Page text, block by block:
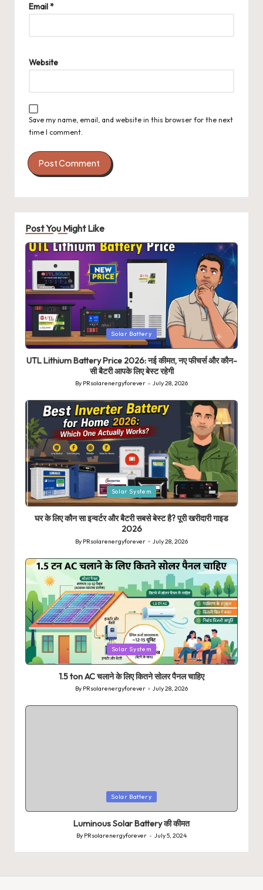
Email*
Website
Save my name, email, and website in this browser for the next
time I comment.
Post You Might Like
Posted
in
Solar Battery
UTL Lithium Battery Price 2026: नई कीमत, नए फीचर्स और कौन-
सी बैटरी आपके लिए बेस्ट रहेगी
Posted
by
By PRsolarenergyforever July 28, 2026
Posted
in
Solar System
घर के लिए कौन सा इन्वर्टर और बैटरी सबसे बेस्ट है? पूरी खरीदारी गाइड
2026
Posted
By PRsolarenergyforever July 28, 2026
Posted
in
Solar System
1.5 ton AC चलाने के लिए कितने सोलर पैनल चाहिए
Posted
by
By PRsolarenergyforever July 28, 2026
Solar Battery
Luminous Solar Battery की कीमत
Posted
by
By PRsolarenergyforever July 5, 2024